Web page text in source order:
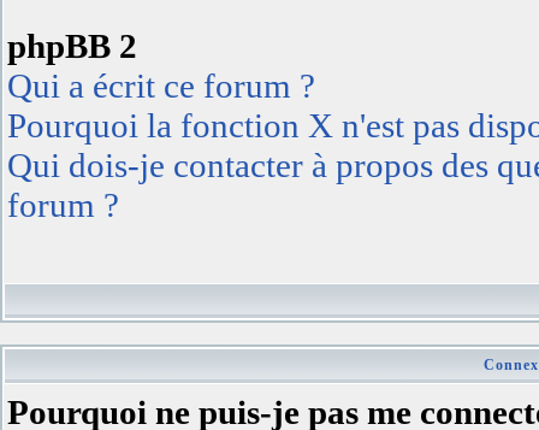
phpBB 2
Qui a écrit ce forum ?
Pourquoi la fonction X n'est pas
Qui dois-je contacter à propos des
forum ?
Pourquoi ne puis-je pas me